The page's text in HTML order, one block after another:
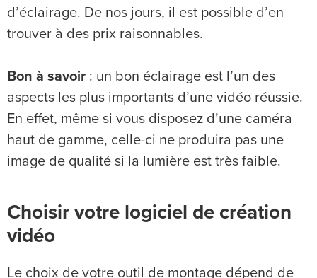
d’éclairage. De nos jours, il est possible d’en
trouver à des prix raisonnables.
Bon à savoir : un bon éclairage est l’un des
aspects les plus importants d’une vidéo réussie.
En effet, même si vous disposez d’une caméra
haut de gamme, celle-ci ne produira pas une
image de qualité si la lumière est très faible.
Choisir votre logiciel de création
vidéo
Le choix de votre outil de montage dépend de